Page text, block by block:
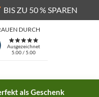
BIS ZU 50 % SPAREN
DURCH
Ausgezeichnet
5.00 / 5.00
als Geschenk